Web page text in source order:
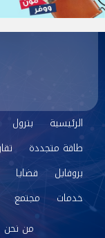
الرئيسية بترول
طاقة متجددة
بروفايل
قضايا
خدمات
مجتمع
من نحن